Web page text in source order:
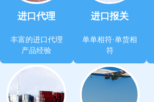
进口代理
丰富的进口代理
产品经验
进口报关
单单相符·单货相
符